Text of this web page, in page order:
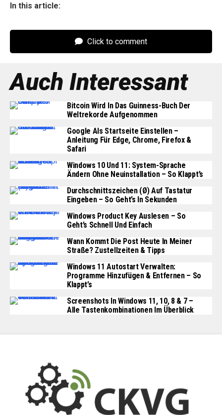
In this article:
Click to comment
Auch Interessant
Bitcoin Wird In Das Guinness-Buch Der
Weltrekorde Aufgenommen
Google Als Startseite Einstellen –
Anleitung Für Edge, Chrome, Firefox &
Safari
Windows 10 Und 11: System-Sprache
Ändern Ohne Neuinstallation – So Klappt’s
Durchschnittszeichen (Ø) Auf Tastatur
Eingeben – So Geht’s In Sekunden
Windows Product Key Auslesen – So
Geht’s Schnell Und Einfach
Wann Kommt Die Post Heute In Meiner
Straße? Zustellzeiten & Tipps
Windows 11 Autostart Verwalten:
Programme Hinzufügen & Entfernen – So
Klappt’s
Screenshots In Windows 11, 10, 8 & 7 –
Alle Tastenkombinationen Im Überblick